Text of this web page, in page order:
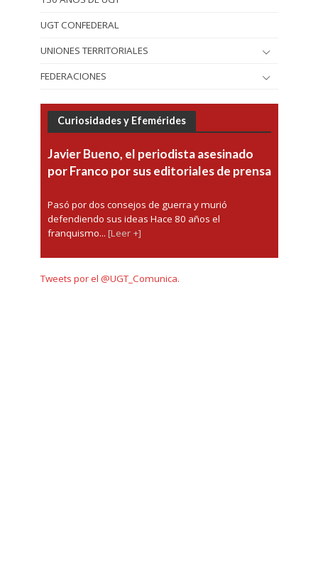
UGT CONFEDERAL
UNIONES TERRITORIALES
FEDERACIONES
Curiosidades y Efemérides
Javier Bueno, el periodista asesinado
por Franco por sus editoriales de prensa
Pasó por dos consejos de guerra y murió
defendiendo sus ideas Hace 80 años el
franquismo... [Leer +]
Tweets por el @UGT_Comunica.